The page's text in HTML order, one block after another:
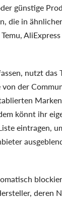
günstige
die in
nutzt das
von der
könnt ihr
eintragen,
deren